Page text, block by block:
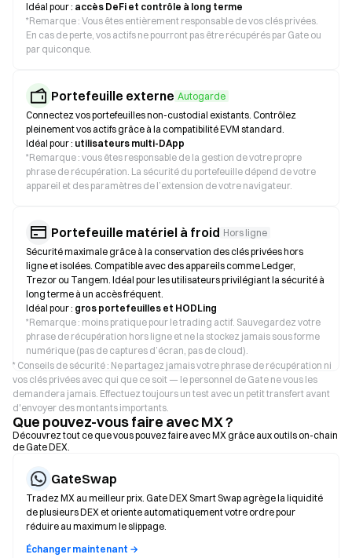
Idéal pour : accès DeFi et contrôle à long terme
*Remarque : Vous êtes entièrement responsable de vos clés privées.
En cas de perte, vos actifs ne pourront pas être récupérés par Gate ou
par quiconque.
Portefeuille externe Autogarde
Connectez vos portefeuilles non-custodial existants. Contrôlez
pleinement vos actifs grâce à la compatibilité EVM standard.
Idéal pour : utilisateurs multi-DApp
*Remarque : vous êtes responsable de la gestion de votre propre
phrase de récupération. La sécurité du portefeuille dépend de votre
appareil et des paramètres de l’extension de votre navigateur.
Portefeuille matériel à froid Hors ligne
Sécurité maximale grâce à la conservation des clés privées hors
ligne et isolées. Compatible avec des appareils comme Ledger,
Trezor ou Tangem. Idéal pour les utilisateurs privilégiant la sécurité à
long terme à un accès fréquent.
Idéal pour : gros portefeuilles et HODLing
*Remarque : moins pratique pour le trading actif. Sauvegardez votre
phrase de récupération hors ligne et ne la stockez jamais sous forme
numérique (pas de captures d’écran, pas de cloud).
* Conseils de sécurité : Ne partagez jamais votre phrase de récupération ni
vos clés privées avec qui que ce soit — le personnel de Gate ne vous les
demandera jamais. Effectuez toujours un test avec un petit transfert avant
d'envoyer des montants importants.
Que pouvez-vous faire avec MX ?
Découvrez tout ce que vous pouvez faire avec MX grâce aux outils on-chain
de Gate DEX.
GateSwap
Tradez MX au meilleur prix. Gate DEX Smart Swap agrège la liquidité
de plusieurs DEX et oriente automatiquement votre ordre pour
réduire au maximum le slippage.
Échanger maintenant →